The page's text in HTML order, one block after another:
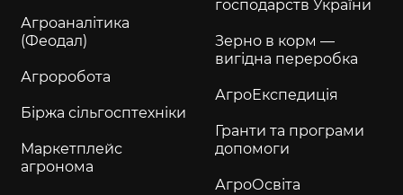
Агроаналітика
(Феодал)
Агроробота
Біржа сільгосптехніки
Маркетплейс
агронома
господарств України
Зерно в корм —
вигідна переробка
АгроЕкспедиція
Гранти та програми
допомоги
АгроОсвіта